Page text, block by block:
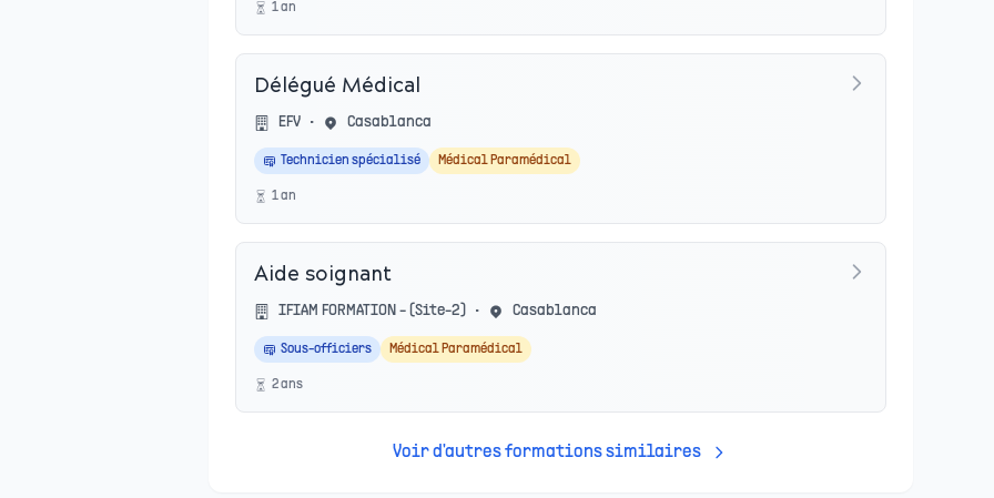
1an
Délégué Médical
EFV • Casablanca
Technicien spécialisé Médical Paramédical
1an
Aide soignant
IFIAM FORMATION - (Site-2) • Casablanca
Sous-officiers Médical Paramédical
2ans
Voir d'autres formations similaires